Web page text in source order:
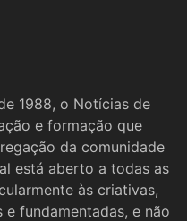
1988, o Notícias de
e formação que
da comunidade
está aberto a todas as
às criativas,
e fundamentadas, e não